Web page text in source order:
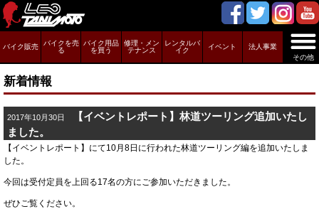
その他
バイク販売
バイクを売
る
バイク用品
を買う
修理・メン
テナンス
レンタルバ
イク
イベント 法人事業
新着情報
2017年10月30日
【イベントレポート】林道ツーリング追加いたし
ました。
【イベントレポート】にて10月8日に行われた林道ツーリング編を追加いたしま
した。
今回は受付定員を上回る17名の方にご参加いただきました。
ぜひご覧ください。